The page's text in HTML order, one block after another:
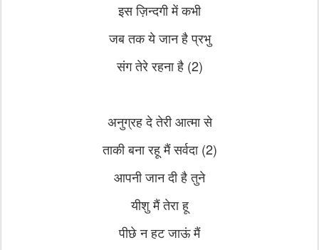
इस ज़िन्दगी में कभी
जब तक ये जान है प्रभु
संग तेरे रहना है (2)
अनुग्रह दे तेरी आत्मा से
ताकी बना रहू मैं सर्वदा (2)
आपनी जान दी है तुने
यीशु मैं तेरा हू
पीछे न हट जाऊं मैं